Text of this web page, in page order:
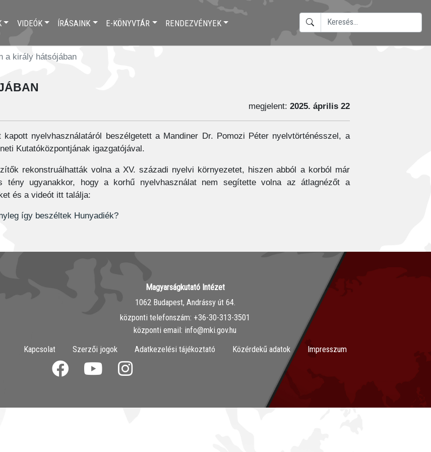
VIDEÓK ÍRÁSAINK E-KÖNYVTÁR RENDEZVÉNYEK KERESÉS
a király hátsójában
megjelent: 2025. április 22
nyelvhasználatáról beszélgetett a Mandiner Dr. Pomozi Péter nyelvtörténésszel, a
Kutatóközpontjának igazgatójával.
rekonstruálhatták volna a XV. századi nyelvi környezetet, hiszen abból a korból már
ugyanakkor, hogy a korhű nyelvhasználat nem segítette volna az átlagnézőt a
és a videót itt találja:
így beszéltek Hunyadiék?
Magyarságkutató Intézet
1062 Budapest, Andrássy út 64.
központi telefonszám: ‭+36-30-313-3501
központi email: info@mki.gov.hu
Kapcsolat Szerzői jogok Adatkezelési tájékoztató Közérdekű adatok Impresszum